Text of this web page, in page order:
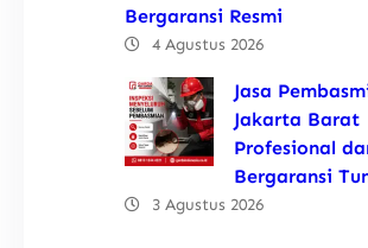
Bergaransi Resmi
4 Agustus 2026
Jasa
Jakarta Barat
Profesional
Bergaransi
3 Agustus 2026